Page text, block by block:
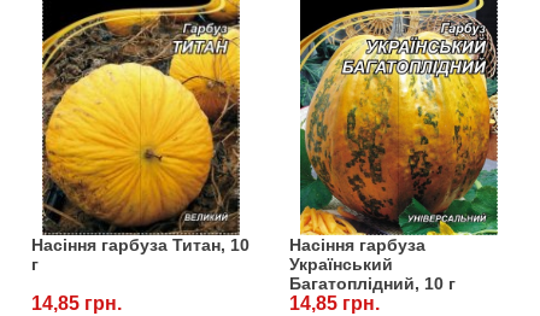
Насіння гарбуза Титан, 10
г
14,85 грн.
Насіння гарбуза
Український
Багатоплідний, 10 г
14,85 грн.